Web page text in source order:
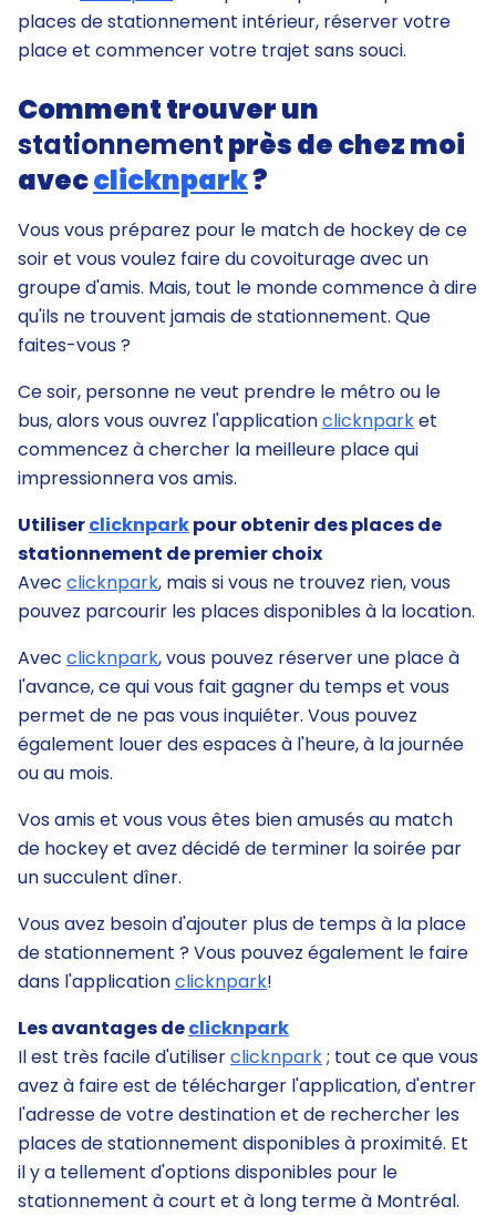
places de stationnement intérieur, réserver votre
place et commencer votre trajet sans souci.
Comment trouver un
stationnementprès de chez moi
avecclicknpark?
Vous vous préparez pour le match de hockey de ce
soir et vous voulez faire du covoiturage avec un
groupe d'amis. Mais, tout le monde commence à dire
qu'ils ne trouvent jamais de stationnement. Que
faites-vous ?
Ce soir, personne ne veut prendre le métro ou le
bus, alors vous ouvrez l'applicationclicknparket
commencez à chercher la meilleure place qui
impressionnera vos amis.
Utiliserclicknparkpour obtenir des places de
stationnement de premier choix
Avec clicknpark, mais si vous ne trouvez rien, vous
pouvez parcourir les places disponibles à la location.
Avec clicknpark, vous pouvez réserver une place à
l'avance, ce qui vous fait gagner du temps et vous
permet de ne pas vous inquiéter. Vous pouvez
également louer des espaces à l'heure, à la journée
ou au mois.
Vos amis et vous vous êtes bien amusés au match
de hockey et avez décidé de terminer la soirée par
un succulent dîner.
Vous avez besoin d'ajouter plus de temps à la place
de stationnement ? Vous pouvez également le faire
dans l'applicationclicknpark!
Les avantages declicknpark
Il est très facile d'utiliserclicknpark; tout ce que vous
avez à faire est de télécharger l'application, d'entrer
l'adresse de votre destination et de rechercher les
places de stationnement disponibles à proximité. Et
il y a tellement d'options disponibles pour le
stationnement à court et à long terme à Montréal.